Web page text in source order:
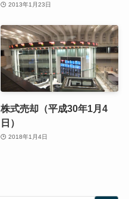
2013年1月23日
株式売却（平成30年1月4
日）
2018年1月4日